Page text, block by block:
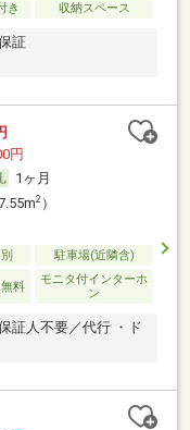
き 収納スペース
証
円
1ヶ月
2）
駐車場(近隣含)
料
モニタ付インターホ
ン
証人不要／代行 ・ド